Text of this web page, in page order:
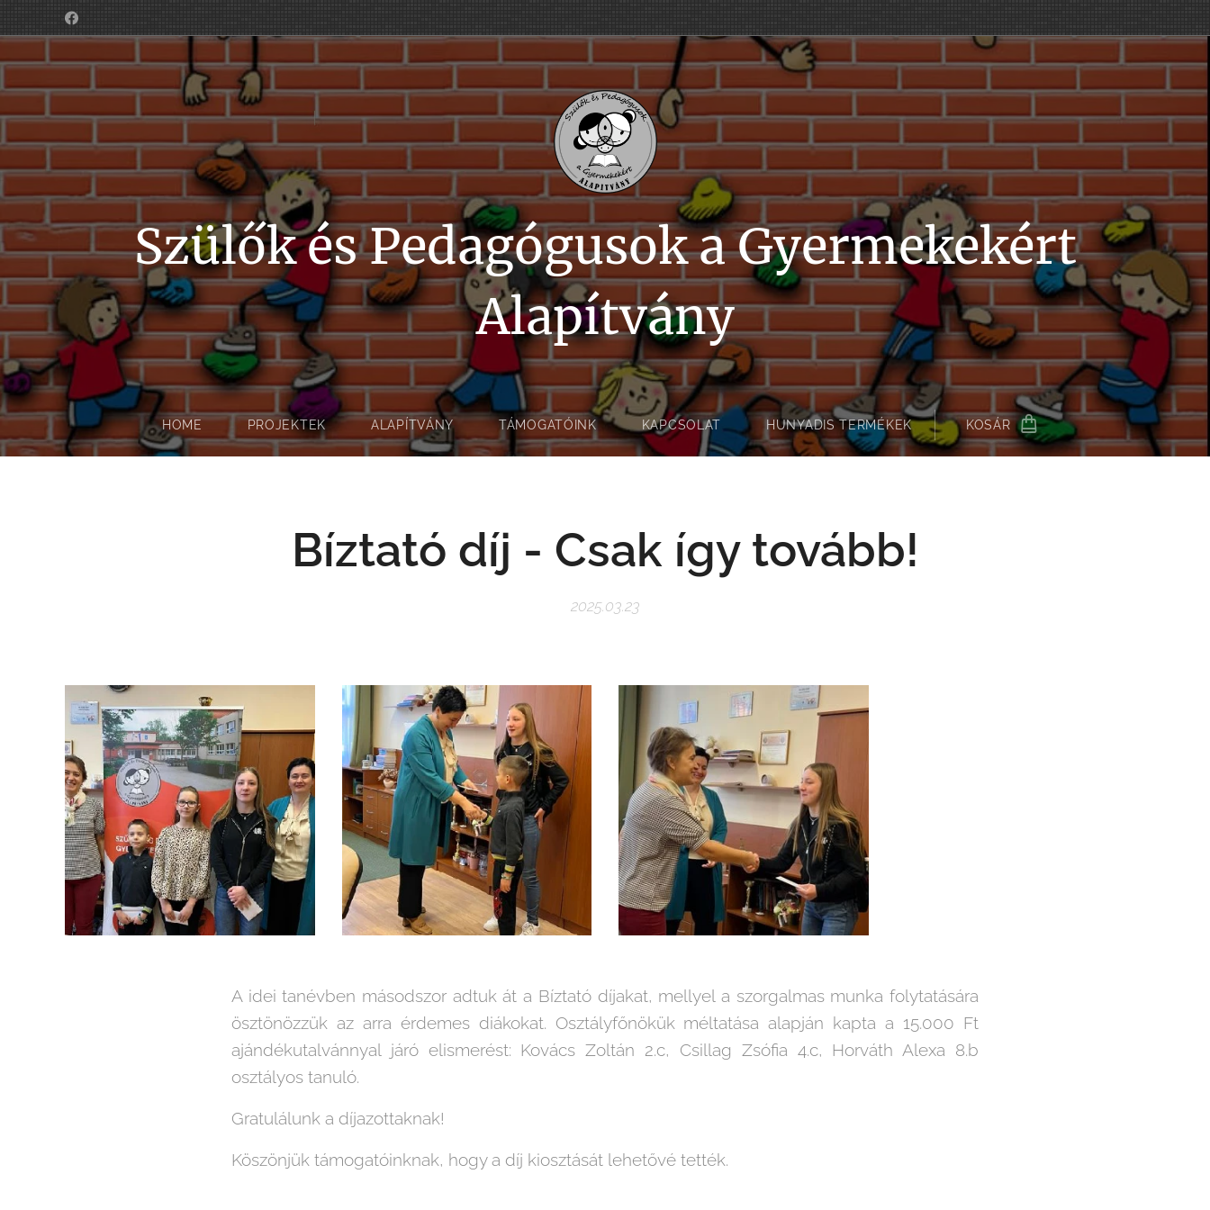
Szülők és Pedagógusok a Gyermekekért
Alapítvány
HOME PROJEKTEK ALAPÍTVÁNY TÁMOGATÓINK KAPCSOLAT HUNYADIS TERMÉKEK KOSÁR
Bíztató díj - Csak így tovább!
2025.03.23
A idei tanévben másodszor adtuk át a Bíztató díjakat, mellyel a szorgalmas munka folytatására
ösztönözzük az arra érdemes diákokat. Osztályfőnökük méltatása alapján kapta a 15.000 Ft
ajándékutalvánnyal járó elismerést: Kovács Zoltán 2.c, Csillag Zsófia 4.c, Horváth Alexa 8.b
osztályos tanuló.
Gratulálunk a díjazottaknak!
Köszönjük támogatóinknak, hogy a díj kiosztását lehetővé tették.